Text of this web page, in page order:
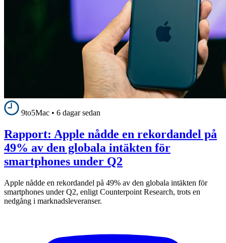
9to5Mac • 6 dagar sedan
Rapport: Apple nådde en rekordandel på
49% av den globala intäkten för
smartphones under Q2
Apple nådde en rekordandel på 49% av den globala intäkten för
smartphones under Q2, enligt Counterpoint Research, trots en
nedgång i marknadsleveranser.